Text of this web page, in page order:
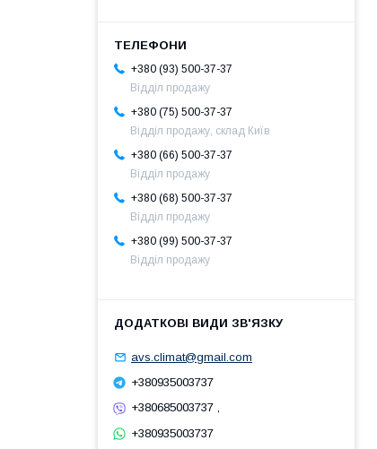
+380 (93) 500-37-37
Відділ продажу
+380 (75) 500-37-37
Відділ продажу, склад Київ
+380 (66) 500-37-37
Відділ продажу
+380 (68) 500-37-37
Відділ продажу
+380 (99) 500-37-37
Відділ продажу
avs.climat@gmail.com
+380935003737
+380685003737 ,
+380935003737